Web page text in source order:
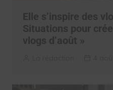
Elle s’inspire des
Situations pour
vlogs d’août »